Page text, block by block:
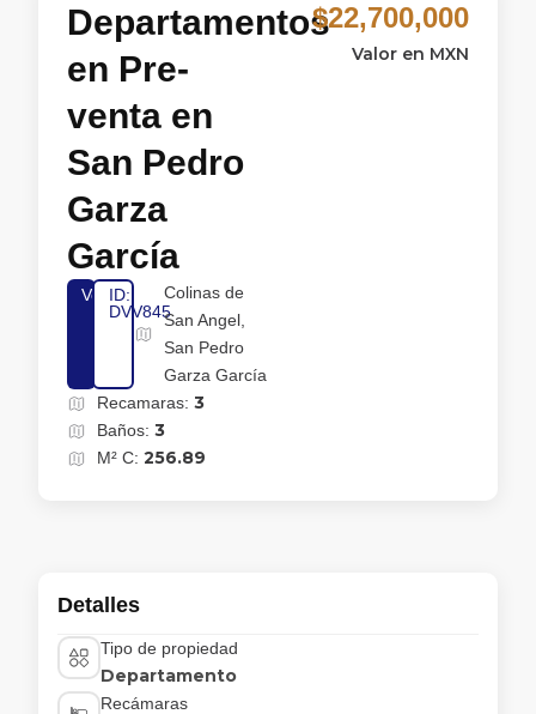
Departamentos
en Pre-
venta en
San Pedro
Garza
García
Venta
ID:
DVV845
Colinas de
San Angel,
San Pedro
Garza García
Recamaras: 3
Baños: 3
M² C: 256.89
$22,700,000
Valor en MXN
Detalles
Tipo de propiedad
Departamento
Recámaras